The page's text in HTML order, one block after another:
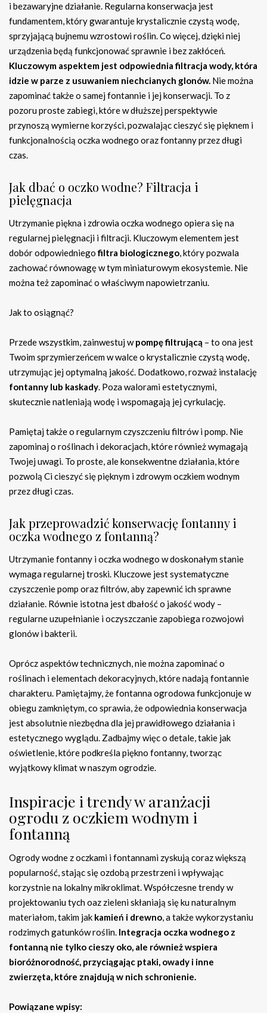
i bezawaryjne działanie. Regularna konserwacja jest
fundamentem, który gwarantuje krystalicznie czystą wodę,
sprzyjającą bujnemu wzrostowi roślin. Co więcej, dzięki niej
urządzenia będą funkcjonować sprawnie i bez zakłóceń.
Kluczowym aspektem jest odpowiednia filtracja wody, która
idzie w parze z usuwaniem niechcianych glonów. Nie można
zapominać także o samej fontannie i jej konserwacji. To z
pozoru proste zabiegi, które w dłuższej perspektywie
przynoszą wymierne korzyści, pozwalając cieszyć się pięknem i
funkcjonalnością oczka wodnego oraz fontanny przez długi
czas.
Jak dbać o oczko wodne? Filtracja i
pielęgnacja
Utrzymanie piękna i zdrowia oczka wodnego opiera się na
regularnej pielęgnacji i filtracji. Kluczowym elementem jest
dobór odpowiedniegofiltra biologicznego, który pozwala
zachować równowagę w tym miniaturowym ekosystemie. Nie
można też zapominać o właściwym napowietrzaniu.
Jak to osiągnąć?
Przede wszystkim, zainwestuj wpompę filtrującą – to ona jest
Twoim sprzymierzeńcem w walce o krystalicznie czystą wodę,
utrzymując jej optymalną jakość. Dodatkowo, rozważ instalację
fontanny lub kaskady. Poza walorami estetycznymi,
skutecznie natleniają wodę i wspomagają jej cyrkulację.
Pamiętaj także o regularnym czyszczeniu filtrów i pomp. Nie
zapominaj o roślinach i dekoracjach, które również wymagają
Twojej uwagi. To proste, ale konsekwentne działania, które
pozwolą Ci cieszyć się pięknym i zdrowym oczkiem wodnym
przez długi czas.
Jak przeprowadzić konserwację fontanny i
oczka wodnego z fontanną?
Utrzymanie fontanny i oczka wodnego w doskonałym stanie
wymaga regularnej troski. Kluczowe jest systematyczne
czyszczenie pomp oraz filtrów, aby zapewnić ich sprawne
działanie. Równie istotna jest dbałość o jakość wody –
regularne uzupełnianie i oczyszczanie zapobiega rozwojowi
glonów i bakterii.
Oprócz aspektów technicznych, nie można zapominać o
roślinach i elementach dekoracyjnych, które nadają fontannie
charakteru. Pamiętajmy, że fontanna ogrodowa funkcjonuje w
obiegu zamkniętym, co sprawia, że odpowiednia konserwacja
jest absolutnie niezbędna dla jej prawidłowego działania i
estetycznego wyglądu. Zadbajmy więc o detale, takie jak
oświetlenie, które podkreśla piękno fontanny, tworząc
wyjątkowy klimat w naszym ogrodzie.
Inspiracje i trendy w aranżacji
ogrodu z oczkiem wodnym i
fontanną
Ogrody wodne z oczkami i fontannami zyskują coraz większą
popularność, stając się ozdobą przestrzeni i wpływając
korzystnie na lokalny mikroklimat. Współczesne trendy w
projektowaniu tych oaz zieleni skłaniają się ku naturalnym
materiałom, takim jak kamień i drewno, a także wykorzystaniu
rodzimych gatunków roślin. Integracja oczka wodnego z
fontanną nie tylko cieszy oko, ale również wspiera
bioróżnorodność, przyciągając ptaki, owady i inne
zwierzęta, które znajdują w nich schronienie.
Powiązane wpisy: